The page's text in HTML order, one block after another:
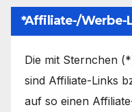
*Affiliate-/Werbe-
Die mit Sternchen
sind Affiliate-Links
auf so einen